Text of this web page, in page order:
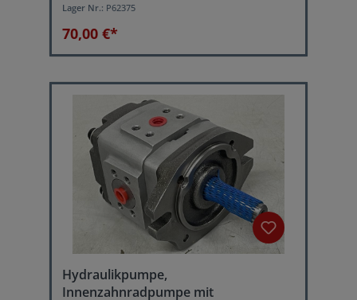
Volumenstrom: ca. 2,2 Liter/min. bei 1500
U/min.
Lager Nr.: P62375
70,00 €*
Hydraulikpumpe,
Innenzahnradpumpe mit